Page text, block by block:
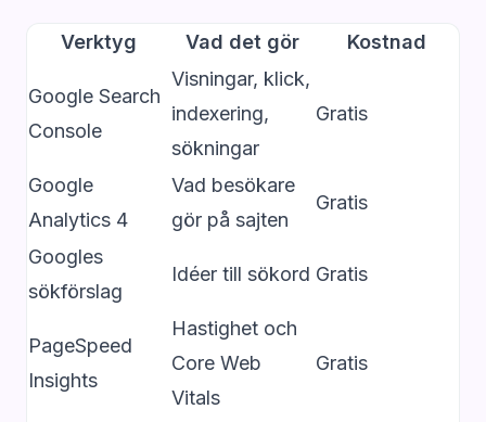
Verktyg Vad det gör Kostnad
Google Search
Console
Visningar, klick,
indexering,
sökningar
Gratis
Google
Analytics 4
Vad besökare
gör på sajten
Gratis
Googles
sökförslag
Idéer till sökord Gratis
PageSpeed
Insights
Hastighet och
Core Web
Vitals
Gratis